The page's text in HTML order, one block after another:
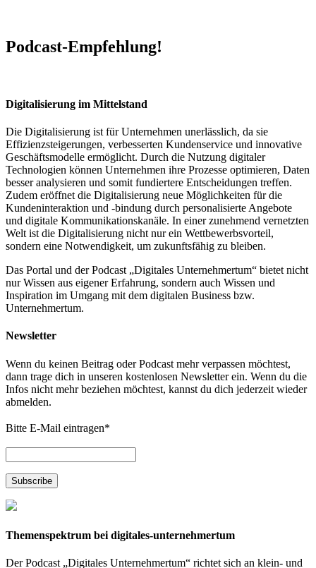
Podcast-Empfehlung!
Digitalisierung im Mittelstand
Die Digitalisierung ist für Unternehmen unerlässlich, da sie
Effizienzsteigerungen, verbesserten Kundenservice und innovative
Geschäftsmodelle ermöglicht. Durch die Nutzung digitaler
Technologien können Unternehmen ihre Prozesse optimieren, Daten
besser analysieren und somit fundiertere Entscheidungen treffen.
Zudem eröffnet die Digitalisierung neue Möglichkeiten für die
Kundeninteraktion und -bindung durch personalisierte Angebote
und digitale Kommunikationskanäle. In einer zunehmend vernetzten
Welt ist die Digitalisierung nicht nur ein Wettbewerbsvorteil,
sondern eine Notwendigkeit, um zukunftsfähig zu bleiben.
Das Portal und der Podcast „Digitales Unternehmertum“ bietet nicht
nur Wissen aus eigener Erfahrung, sondern auch Wissen und
Inspiration im Umgang mit dem digitalen Business bzw.
Unternehmertum.
Newsletter
Wenn du keinen Beitrag oder Podcast mehr verpassen möchtest,
dann trage dich in unseren kostenlosen Newsletter ein. Wenn du die
Infos nicht mehr beziehen möchtest, kannst du dich jederzeit wieder
abmelden.
Bitte E-Mail eintragen*
Themenspektrum bei digitales-unternehmertum
Der Podcast „Digitales Unternehmertum“ richtet sich an klein- und